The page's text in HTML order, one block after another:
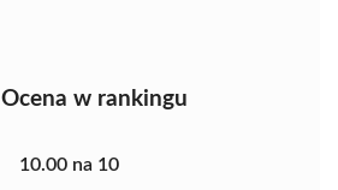
Ocena w rankingu
10.00 na 10